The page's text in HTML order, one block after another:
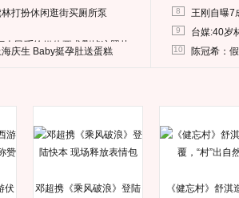
打扮休闲逛街买厕所泵
民币给媒体要求删掉这照片
庆生 Baby挺孕肚送蛋糕
8 王刚自曝7
9 台媒:40岁
10 陈冠希：
伏
邓超携《乘风破浪》登陆
《健忘村》舒淇